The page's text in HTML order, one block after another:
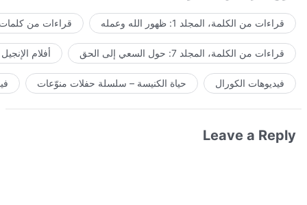
قراءات من الكلمة، المجلد 1: ظهور الله وعمله قراءات من كلمات
قراءات من الكلمة، المجلد 7: حول السعي إلى الحق أفلام الإنجيل
فيديوهات الكورال حياة الكنيسة – سلسلة حفلات منوّعات
Leave a Reply